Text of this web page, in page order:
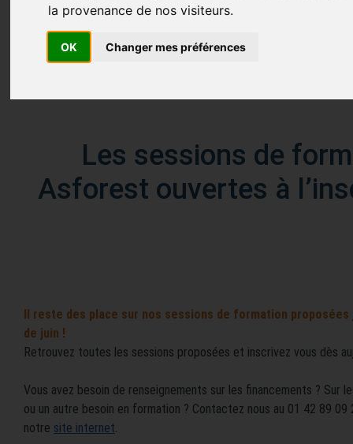
la provenance de nos visiteurs.
OK Changer mes préférences
Asforest
31/05/2024
Les sessions de
Asforest ouvertes à
Il reste des place sur nos sessions de formation proposées
de juin !
Retrouvez toutes les sessions proposées et inscrivez vous dès
Vous avez besoin de renseignements sur les financements ? Sur
ou un autre besoin en formation ? Contactez nous au 01 42 89 09
notre site internet.